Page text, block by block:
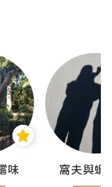
味 窩夫與蝦